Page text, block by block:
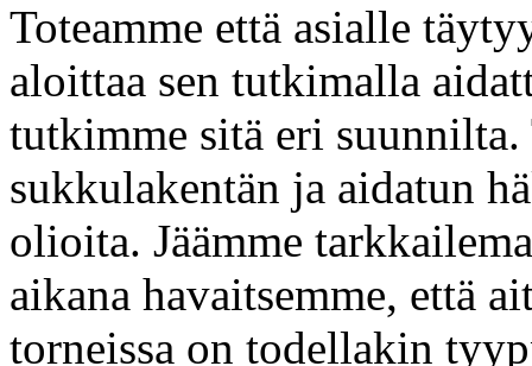
Toteamme että asialle
aloittaa sen tutkimalla
tutkimme sitä eri suunnilta.
sukkulakentän ja aidatun
olioita. Jäämme
aikana havaitsemme, että
torneissa on todellakin